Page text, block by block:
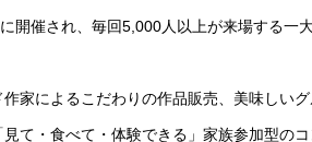
開催され、毎回5,000人以上が来場する一
家によるこだわりの作品販売、美味しい
て・食べて・体験できる」家族参加型のコ